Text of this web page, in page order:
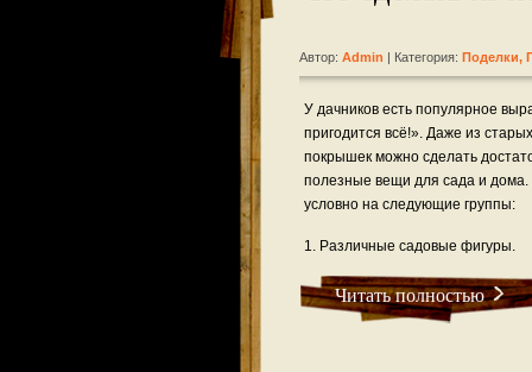
Автор: Admin | Категория: Поделки,
У дачников есть популярное
пригодится всё!». Даже из
покрышек можно сделать
полезные вещи для сада и
условно на следующие группы:
1. Различные садовые фигуры.
Читать полностью